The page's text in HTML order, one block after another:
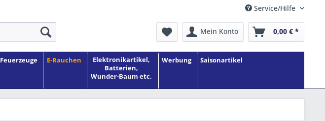
Service/Hilfe
Mein Konto 0,00 € *
Feuerzeuge E-Rauchen
Elektronikartikel,
Batterien,
Wunder-Baum etc.
Werbung Saisonartikel